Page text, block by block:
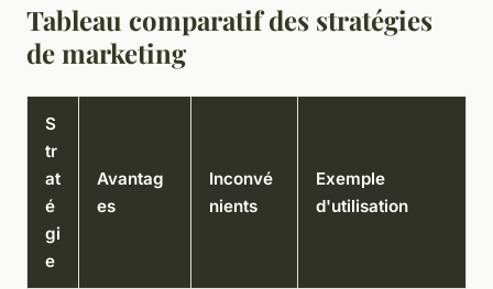
Tableau comparatif des stratégies
de marketing
S
tr
at
é
gi
e
Avantag
es
Inconvé
nients
Exemple
d'utilisation